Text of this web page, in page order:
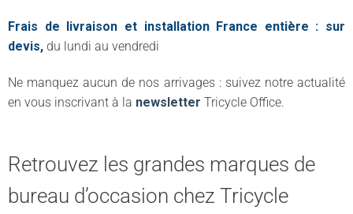
Frais de livraison et installation France entière : sur
devis, du lundi au vendredi
Ne manquez aucun de nos arrivages : suivez notre actualité
en vous inscrivant à la newsletter Tricycle Office.
Retrouvez les grandes marques de
bureau d’occasion chez Tricycle